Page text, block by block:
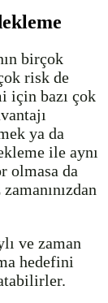
birçok
risk de
için bazı çok
ya da
ile aynı
olmasa da
ve zaman
hedefini